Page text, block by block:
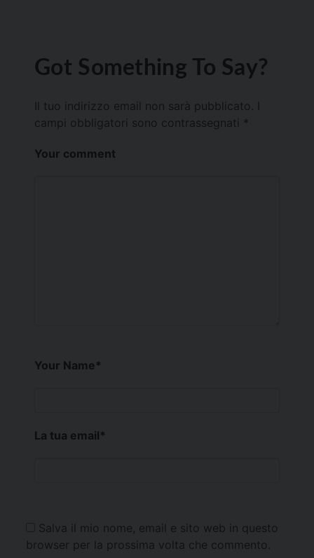
Got Something To Say?
Il tuo indirizzo email non sarà pubblicato.
campi obbligatori sono contrassegnati *
Your comment
Your Name*
La tua email*
Salva il mio nome, email e sito web in questo
browser per la prossima volta che commento.